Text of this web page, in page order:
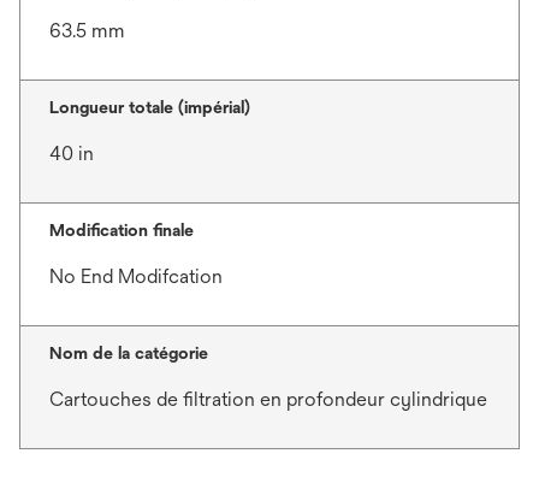
63.5 mm
Longueur totale (impérial)
40 in
Modification finale
No End Modifcation
Nom de la catégorie
Cartouches de filtration en profondeur cylindrique